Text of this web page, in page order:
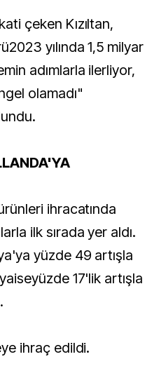
çeken Kızıltan,
yılında 1,5 milyar
adımlarla ilerliyor,
olamadı"
ihracatında
ilk sırada yer aldı.
yüzde 49 artışla
17'lik artışla
ihraç edildi.